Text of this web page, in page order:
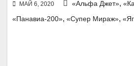
МАЙ 6, 2020 «Альфа Джет»,
«Панавиа-200», «Супер Мираж»,